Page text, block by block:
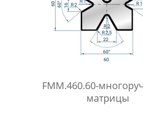
FMM.460.60-
матрицы